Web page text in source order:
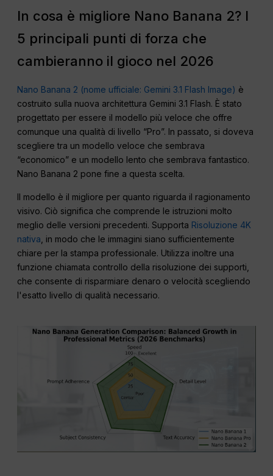
In cosa è migliore Nano Banana 2? I
5 principali punti di forza che
cambieranno il gioco nel 2026
Nano Banana 2 (nome ufficiale: Gemini 3.1 Flash Image) è
costruito sulla nuova architettura Gemini 3.1 Flash. È stato
progettato per essere il modello più veloce che offre
comunque una qualità di livello “Pro”. In passato, si doveva
scegliere tra un modello veloce che sembrava
“economico” e un modello lento che sembrava fantastico.
Nano Banana 2 pone fine a questa scelta.
Il modello è il migliore per quanto riguarda il ragionamento
visivo. Ciò significa che comprende le istruzioni molto
meglio delle versioni precedenti. Supporta Risoluzione 4K
nativa , in modo che le immagini siano sufficientemente
chiare per la stampa professionale. Utilizza inoltre una
funzione chiamata controllo della risoluzione dei supporti,
che consente di risparmiare denaro o velocità scegliendo
l'esatto livello di qualità necessario.